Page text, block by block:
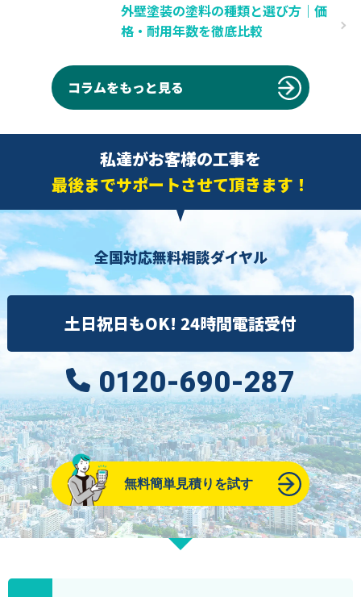
外壁塗装の塗料の種類と選び方｜価
格・耐用年数を徹底比較
コラムをもっと見る
私達がお客様の工事を
最後までサポートさせて頂きます！
全国対応無料相談ダイヤル
土日祝日もOK! 24時間電話受付
0120-690-287
無料簡単見積りを試す